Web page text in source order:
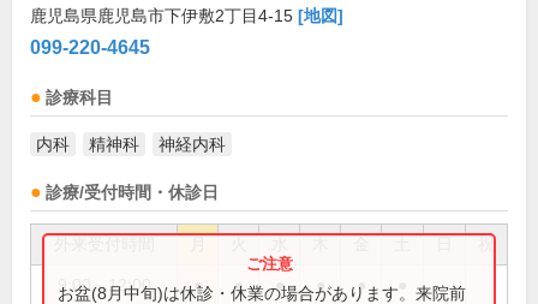
鹿児島県鹿児島市下伊敷2丁目4-15 [地図]
099-220-4645
診療科目
内科 精神科 神経内科
診療/受付時間・休診日
祝
9:00～12:00 ● ● ● ● ●
お盆(8月中旬)は休診・休業の場合があります。来院前